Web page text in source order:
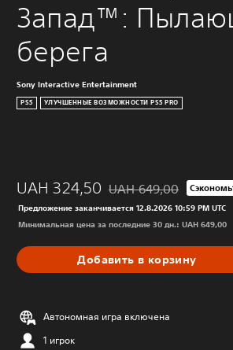
Запад™:
берега
Sony Interactive Entertainment
PS5 УЛУЧШЕННЫЕ ВОЗМОЖНОСТИ PS5 PRO
UAH 324,50 Скидка с исходной
UAH 649,00
Предложение заканчивается 12.8.2026 10:59 PM UTC
Минимальная цена за последние 30 дн.: UAH 649,00
Добавить в корзину
Автономная игра включена
1 игрок